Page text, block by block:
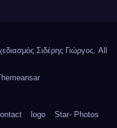
Σιδέρης Γιώργος. All
logo Star- Photos